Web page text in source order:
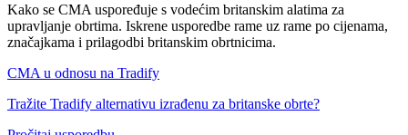
Kako se CMA uspoređuje s vodećim britanskim alatima za
upravljanje obrtima. Iskrene usporedbe rame uz rame po cijenama,
značajkama i prilagodbi britanskim obrtnicima.
CMA u odnosu na Tradify
Tražite Tradify alternativu izrađenu za britanske obrte?